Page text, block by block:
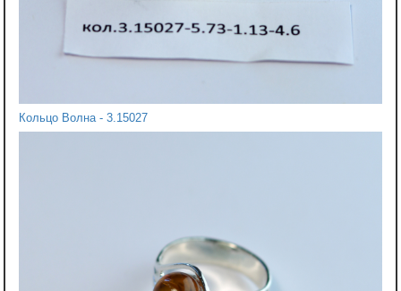
Кольцо Волна - 3.15027